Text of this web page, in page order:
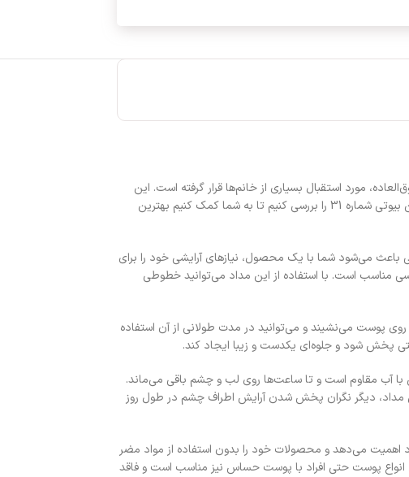
فوق‌العاده، مورد استقبال بسیاری از خانم‌ها قرار گرفته است. این
محصول بافتی نرم و روان دارد و به راحتی روی لب‌ها و پلک‌ها کشیده می‌شود. در این متن می‌خواهیم ویژگی‌ها، کاربردها و مزایای مداد لب و چشم بارین بیوتی شماره 31 را بررسی کنیم تا به شما کمک کنیم بهترین
این ویژگی باعث می‌شود شما با یک محصول، نیازهای آرایشی خود را برای
و هم آرایش‌های مجلسی مناسب است. با استفاده از این مداد می‌توانید خطوطی
یا خشکی، به راحتی روی پوست می‌نشیند و می‌توانید در مدت طولانی از آن استفاده
پخش شود و جلوه‌ای یکدست و زیبا ایجاد کند.
31 با فرمولاسیون ویژه خود در برابر تعریق و تماس با آب مقاوم است و تا ساعت‌ها روی لب و چشم باقی می‌ماند.
مداد، دیگر نگران پخش شدن آرایش اطراف چشم در طول روز
اهمیت می‌دهد و محصولات خود را بدون استفاده از مواد مضر
این مداد برای انواع پوست حتی افراد با پوست حساس نیز مناسب است و فاقد